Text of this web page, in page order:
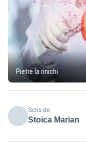
Pietre la rinichi
Scris de
Stoica Marian